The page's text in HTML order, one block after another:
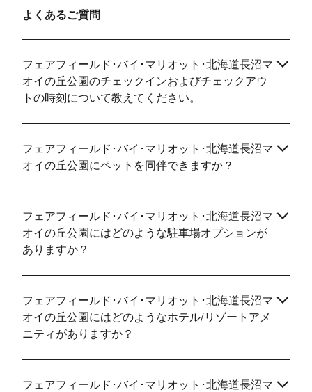
よくあるご質問
フェアフィールド･バイ･マリオット･北海道長沼マ
オイの丘公園のチェックインおよびチェックアウ
トの時刻について教えてください。
フェアフィールド･バイ･マリオット･北海道長沼マ
オイの丘公園にペットを同伴できますか？
フェアフィールド･バイ･マリオット･北海道長沼マ
オイの丘公園にはどのような駐車場オプションが
ありますか？
フェアフィールド･バイ･マリオット･北海道長沼マ
オイの丘公園にはどのようなホテル/リゾートアメ
ニティがありますか？
フェアフィールド･バイ･マリオット･北海道長沼マ